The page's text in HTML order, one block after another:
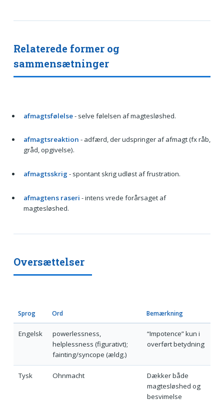
Relaterede former og
sammensætninger
afmagtsfølelse- selve følelsen af magtesløshed.
afmagtsreaktion - adfærd, der udspringer af afmagt (fx råb,
gråd, opgivelse).
afmagtsskrig - spontant skrig udløst af frustration.
afmagtens raseri - intens vrede forårsaget af
magtesløshed.
Oversættelser
Sprog Ord Bemærkning
Engelsk
powerlessness,
helplessness (figurativt);
fainting/syncope (ældg.)
“Impotence” kun i
overført betydning
Tysk Ohnmacht
Dækker både
magtesløshed og
besvimelse